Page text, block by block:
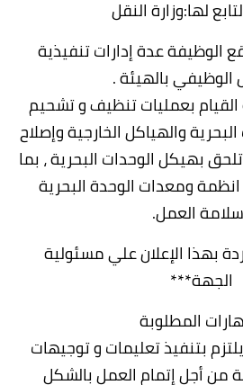
لها:وزارة النقل
عدة إدارات تنفيذية
الوظيفي بالهيئة .
بعمليات تنظيف و تشحيم
والهياكل الخارجية وإصلاح
بهيكل الوحدات البحرية ، بما
ومعدات الوحدة البحرية
العمل.
بهذا الإعلان علي مسئولية
الجهة***
المطلوبة
بتنفيذ تعليمات و توجيهات
من أجل إتمام العمل بالشكل